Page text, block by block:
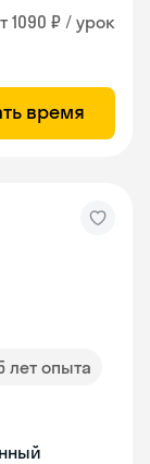
1090 ₽ / урок
время
лет опыта